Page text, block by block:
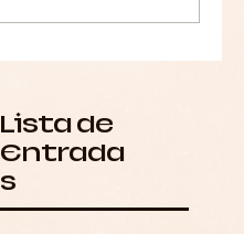
Lista de
Entrada
s